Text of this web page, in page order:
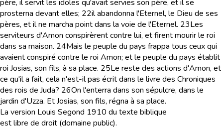
père, il servit les idoles qu'avait servies son père, et il se
prosterna devant elles; 22il abandonna l'Eternel, le Dieu de ses
pères, et il ne marcha point dans la voie de l'Eternel. 23Les
serviteurs d'Amon conspirèrent contre lui, et firent mourir le roi
dans sa maison. 24Mais le peuple du pays frappa tous ceux qui
avaient conspiré contre le roi Amon; et le peuple du pays établit
roi Josias, son fils, à sa place. 25Le reste des actions d'Amon, et
ce qu'il a fait, cela n'est-il pas écrit dans le livre des Chroniques
des rois de Juda? 26On l'enterra dans son sépulcre, dans le
jardin d'Uzza. Et Josias, son fils, régna à sa place.
La version Louis Segond 1910 du texte biblique
est libre de droit (domaine public).